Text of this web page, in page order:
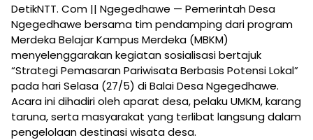
DetikNTT. Com || Ngegedhawe — Pemerintah Desa
Ngegedhawe bersama tim pendamping dari program
Merdeka Belajar Kampus Merdeka (MBKM)
menyelenggarakan kegiatan sosialisasi bertajuk
“Strategi Pemasaran Pariwisata Berbasis Potensi Lokal”
pada hari Selasa (27/5) di Balai Desa Ngegedhawe.
Acara ini dihadiri oleh aparat desa, pelaku UMKM, karang
taruna, serta masyarakat yang terlibat langsung dalam
pengelolaan destinasi wisata desa.